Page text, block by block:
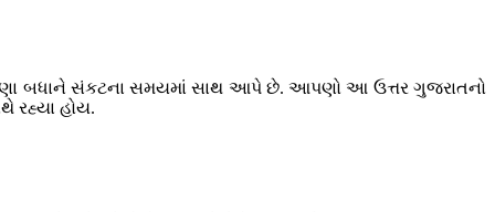
બધાને સંકટના સમયમાં સાથ આપે છે. આપણો આ ઉત્તર ગુજરાતનો
રહ્યા હોય.